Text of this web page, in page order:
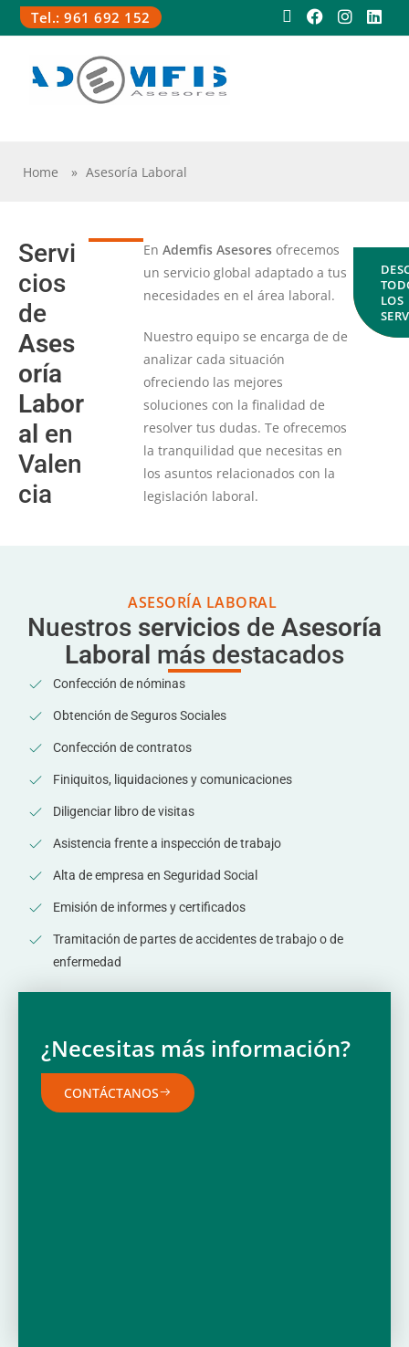
Tel.: 961 692 152
Home » Asesoría Laboral
Servi
cios
de
Ases
oría
Labor
al en
Valen
cia
En Ademfis Asesoresofrecemos
un servicio global adaptado a tus
necesidades en el área laboral.
Nuestro equipo se encarga de de
analizar cada situación
ofreciendo las mejores
soluciones con la finalidad de
resolver tus dudas. Te ofrecemos
la tranquilidad que necesitas en
los asuntos relacionados con la
legislación laboral.
LOS
ASESORÍA LABORAL
Nuestros servicios de Asesoría
Laboral más destacados
Confección de nóminas
Obtención de Seguros Sociales
Confección de contratos
Finiquitos, liquidaciones y comunicaciones
Diligenciar libro de visitas
Asistencia frente a inspección de trabajo
Alta de empresa en Seguridad Social
Emisión de informes y certificados
Tramitación de partes de accidentes de trabajo o de
enfermedad
¿Necesitas más información?
CONTÁCTANOS